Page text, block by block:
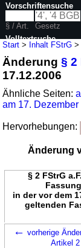
Start > Inhalt FStrG >
Änderung§ 2
17.12.2006
Ähnliche Seiten:
am 17. Dezember
Hervorhebungen:
Änderung
§ 2 FStrG
in der vor dem
geltenden
← vorherige
Artikel 2
Vorschriftensuche
§ / Art.
Gesetz
Volltextsuche
nur in FStrG